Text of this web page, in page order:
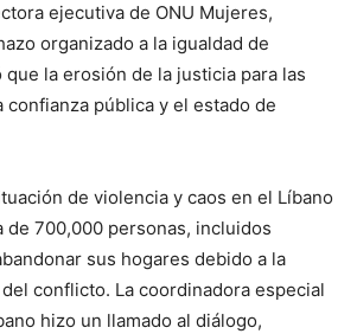
ejecutiva de ONU Mujeres,
organizado a la igualdad de
la erosión de la justicia para las
confianza pública y el estado de
de violencia y caos en el Líbano
de 700,000 personas, incluidos
sus hogares debido a la
conflicto. La coordinadora especial
hizo un llamado al diálogo,